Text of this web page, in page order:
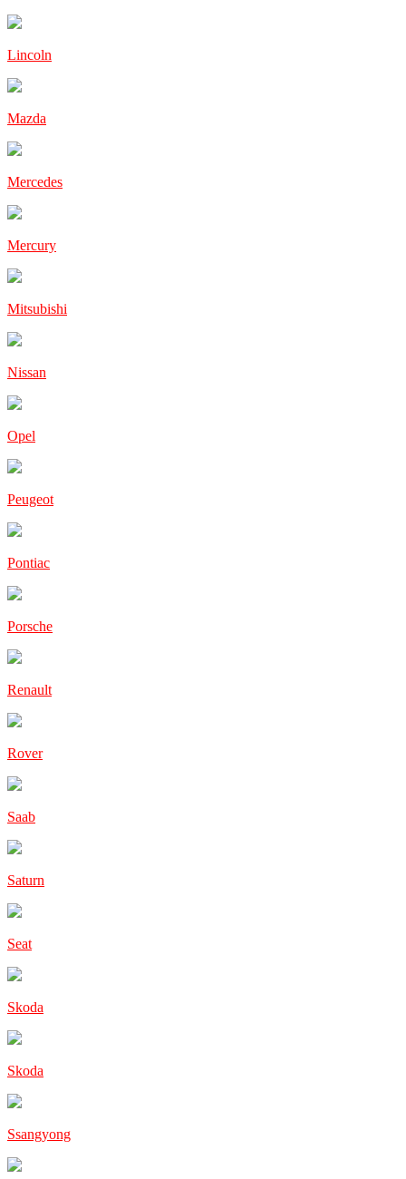
Lincoln
Mazda
Mercedes
Mercury
Mitsubishi
Nissan
Opel
Peugeot
Pontiac
Porsche
Renault
Rover
Saab
Saturn
Seat
Skoda
Skoda
Ssangyong